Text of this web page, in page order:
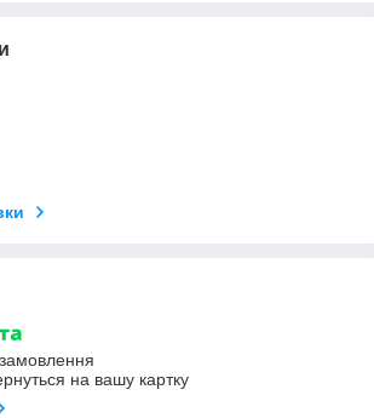
на вашу картку